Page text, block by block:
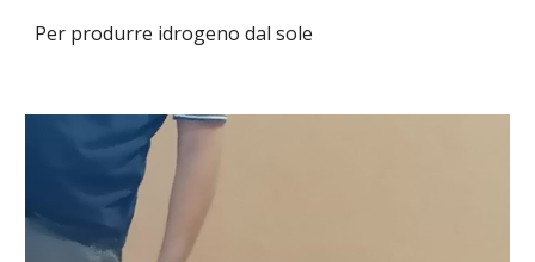
Per produrre idrogeno dal sole